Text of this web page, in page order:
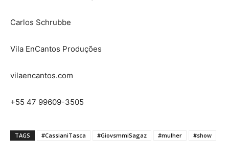
Carlos Schrubbe
Vila EnCantos Produções
vilaencantos.com
+55 47 99609-3505
TAGS #CassianiTasca #GiovsmmiSagaz #mulher #show